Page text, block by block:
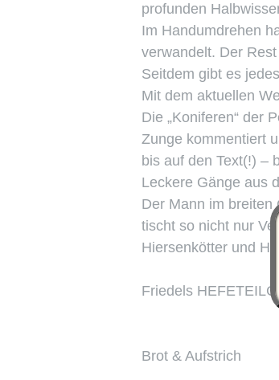
profunden
Im Handumdrehen
verwandelt. Der
Seitdem gibt es
Mit dem aktuellen
Die „Koniferen“ der
Zunge kommentiert
bis auf den Text(!) –
Leckere Gänge aus
Der Mann im breiten
tischt so nicht nur
Hiersenkötter und
Friedels
Brot & Aufstrich